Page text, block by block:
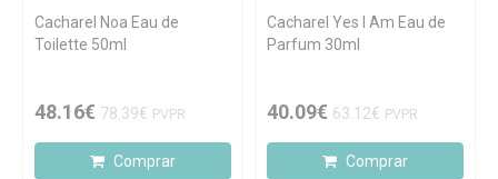
Cacharel Noa Eau de
Toilette 50ml
48.16€ 78.39€ PVPR
Comprar
Cacharel Yes I Am Eau de
Parfum 30ml
40.09€ 63.12€ PVPR
Comprar